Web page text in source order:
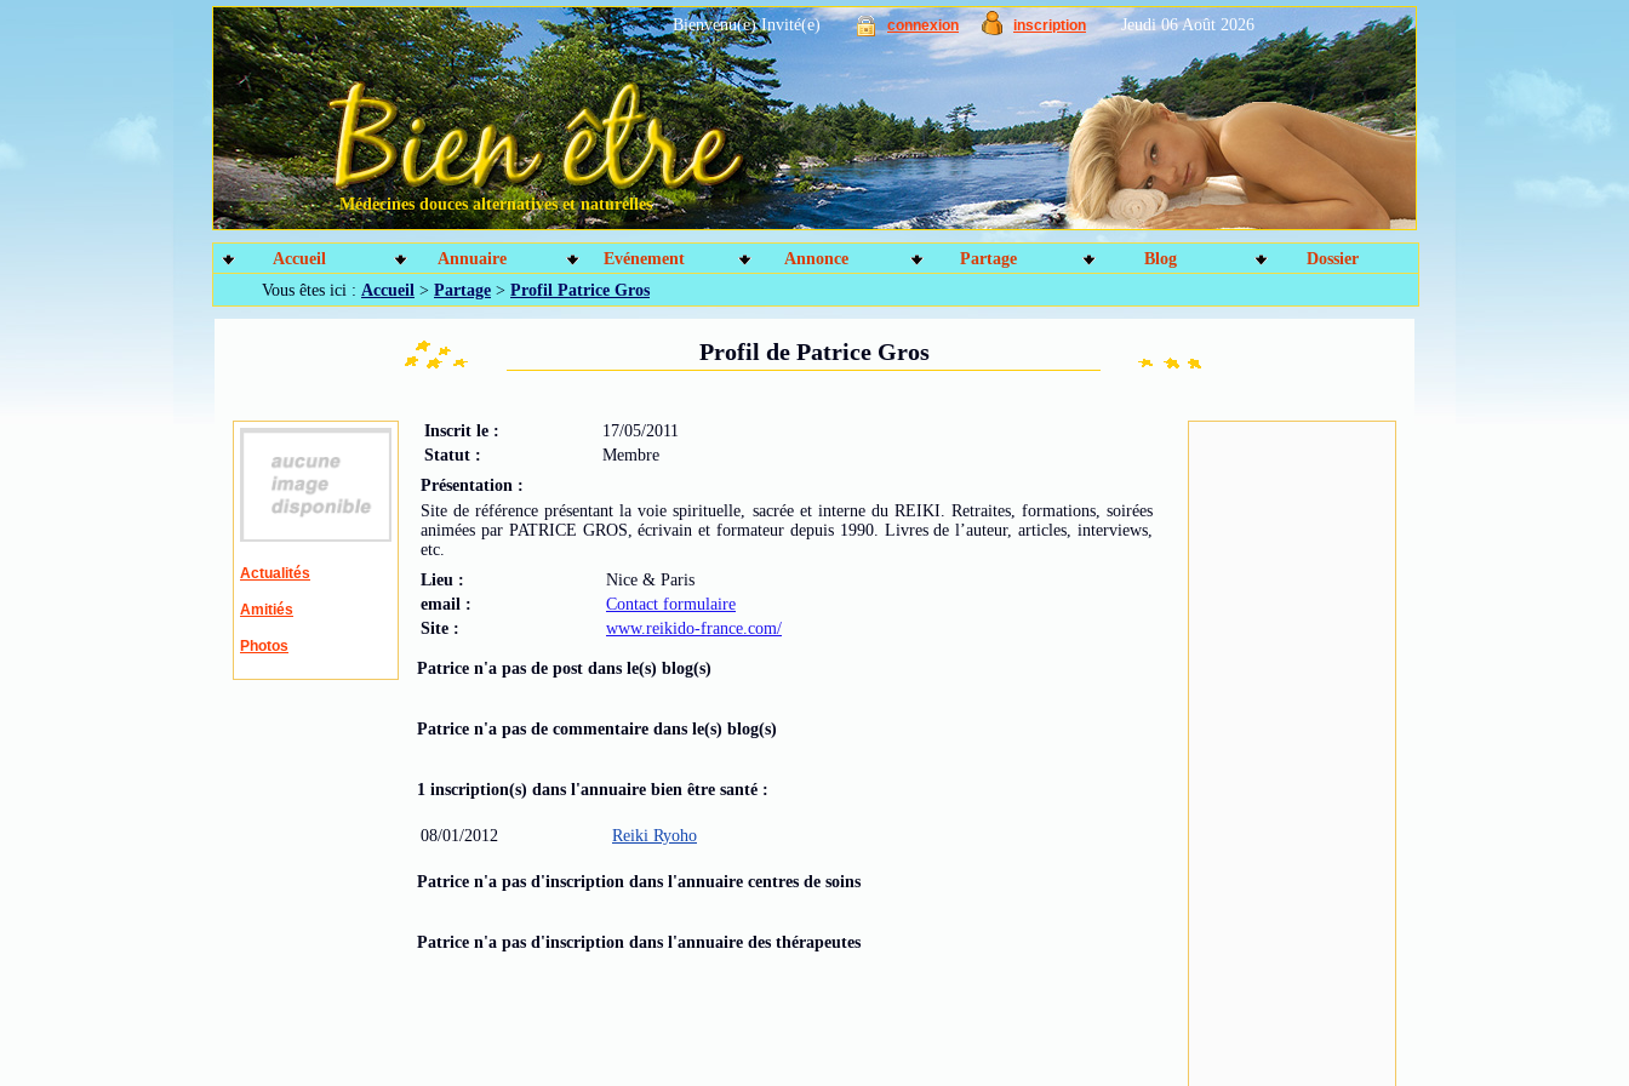
Bienvenu(e) Invité(e) connexion inscription Jeudi 06 Août 2026
Médecines douces alternatives et naturelles
Accueil Annuaire Evénement Annonce Partage Blog
Dossier
Vous êtes ici : Accueil > Partage > Profil Patrice Gros
Profil de Patrice Gros
Actualités
Amitiés
Photos
Inscrit le :
17/05/2011
Statut :
Membre
Présentation :
Site de référence présentant la voie spirituelle, sacrée et interne du REIKI. Retraites, formations, soirées
animées par PATRICE GROS, écrivain et formateur depuis 1990. Livres de l’auteur, articles, interviews,
etc.
Lieu :
Nice & Paris
email :
Contact formulaire
Site :
www.reikido-france.com/
Patrice n'a pas de post dans le(s) blog(s)
Patrice n'a pas de commentaire dans le(s) blog(s)
1 inscription(s) dans l'annuaire bien être santé :
08/01/2012 Reiki Ryoho
Patrice n'a pas d'inscription dans l'annuaire centres de soins
Patrice n'a pas d'inscription dans l'annuaire des thérapeutes